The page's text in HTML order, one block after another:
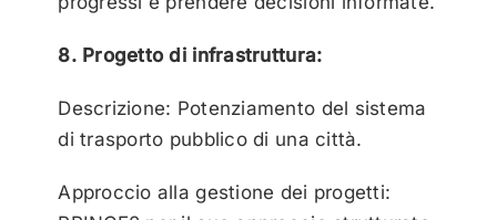
8. Progetto di infrastruttura:
Descrizione: Potenziamento del sistema
di trasporto pubblico di una città.
Approccio alla gestione dei progetti: